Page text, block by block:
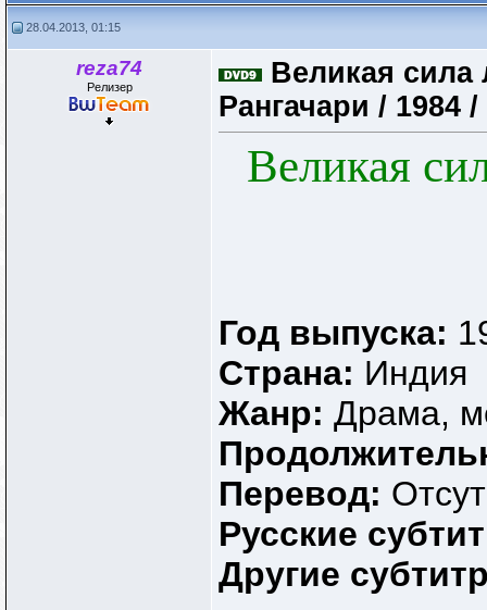
28.04.2013, 01:15
reza74
Релизер
Великая сила
Рангачари / 1984
Великая
Год выпуска:
Страна: Индия
Жанр: Драма,
Перевод:
Русские
Другие